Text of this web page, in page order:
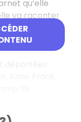
qu’elle
va raconter
la société